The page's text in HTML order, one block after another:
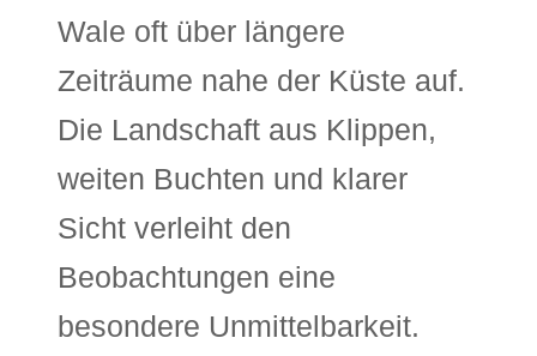
Wale oft über längere
Zeiträume nahe der Küste auf.
Die Landschaft aus Klippen,
weiten Buchten und klarer
Sicht verleiht den
Beobachtungen eine
besondere Unmittelbarkeit.